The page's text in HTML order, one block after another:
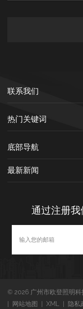
联系我们
热门关键词
底部导航
最新新闻
通过注册
© 2026 广州市欧登照明科
网站地图 XML 隐私